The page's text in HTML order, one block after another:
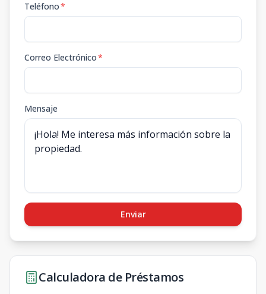
Teléfono*
Correo Electrónico*
Mensaje
Enviar
Calculadora de Préstamos